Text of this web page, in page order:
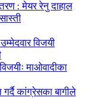
: मेयर रेनु दाहाल
विजयी
माओवादीका
कांग्रेसका बागीले